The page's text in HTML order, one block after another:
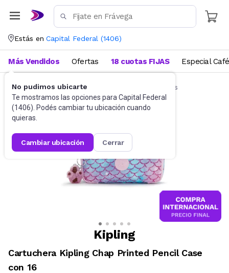
Estás en Capital Federal (1406)
No pudimos ubicarte
Te mostramos las opciones para Capital Federal
(1406). Podés cambiar tu ubicación cuando
quieras.
cambiar ubicación cerrar
Más Vendidos Ofertas 18 cuotas FIJAS Especial Café
Artículos de Librería y Papelería Cartucheras
Kipling
Cartuchera Kipling Chap Printed Pencil Case
con 16